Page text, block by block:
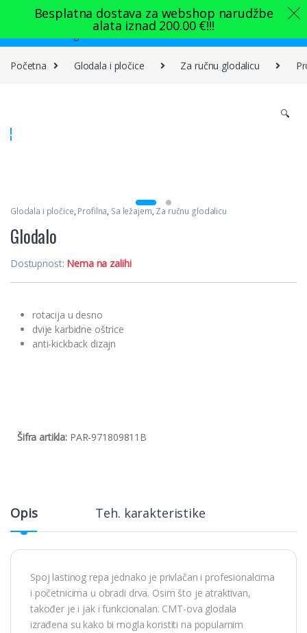
Skip to navigation
Skip to content
Početna Glodala i pločice Za ručnu glodalicu
🔍
Glodala i pločice, Profilna, Sa ležajem, Za ručnu glodalicu
Glodalo
Dostupnost: Nema na zalihi
rotacija u desno
dvije karbidne oštrice
anti-kickback dizajn
Šifra artikla: PAR-971809811B
Opis Teh. karakteristike
Spoj lastinog repa jednako je privlačan i profesionalcima
i početnicima u obradi drva. Osim što je atraktivan,
također je i jak i funkcionalan. CMT-ova glodala
izrađena su kako bi mogla koristiti na popularnim
Besplatna dostava za webshop narudžbe
alata iznad 200.00 €!!!